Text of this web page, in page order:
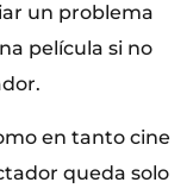
un problema
película si no
en tanto cine
queda solo